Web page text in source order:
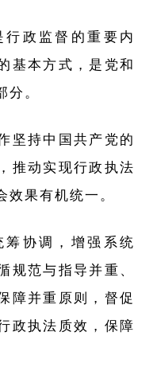
政监督的重要内
基本方式，是党和
分。
坚持中国共产党的
推动实现行政执法
果有机统一。
协调，增强系统
规范与指导并重、
障并重原则，督促
政执法质效，保障